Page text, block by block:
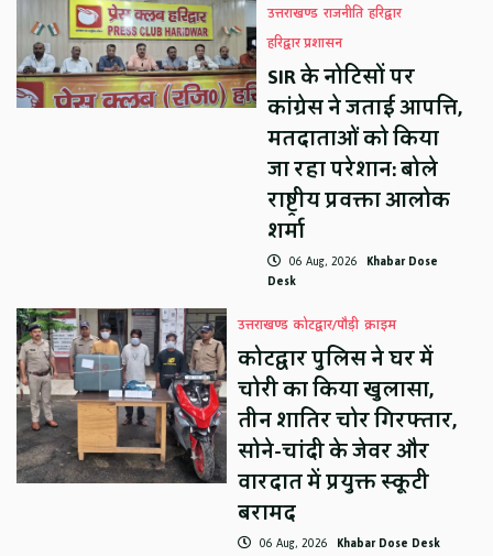
उत्तराखण्ड राजनीति हरिद्वार
हरिद्वार प्रशासन
SIR के नोटिसों पर
कांग्रेस ने जताई आपत्ति,
मतदाताओं को किया
जा रहा परेशान: बोले
राष्ट्रीय प्रवक्ता आलोक
शर्मा
06 Aug, 2026 Khabar Dose
Desk
उत्तराखण्ड कोटद्वार/पौड़ी क्राइम
कोटद्वार पुलिस ने घर में
चोरी का किया खुलासा,
तीन शातिर चोर गिरफ्तार,
सोने-चांदी के जेवर और
वारदात में प्रयुक्त स्कूटी
बरामद
06 Aug, 2026 Khabar Dose Desk